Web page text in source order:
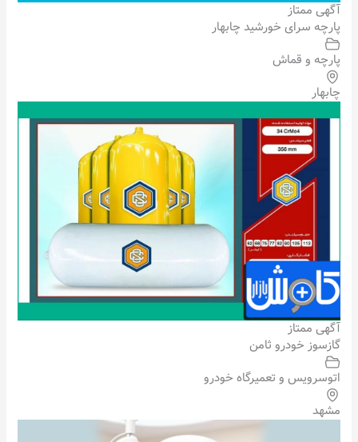
آگهی ممتاز
پارچه سرای خورشید چابهار
پارچه و قماش
چابهار
آگهی ممتاز
گازسوز خودرو ثامن
اتوسرویس و تعمیرگاه خودرو
مشهد